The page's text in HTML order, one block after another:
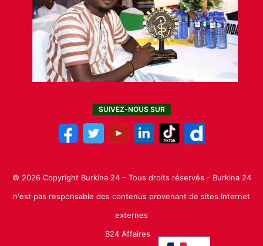
SUIVEZ-NOUS SUR
© 2026 Copyright Burkina 24 – Tous droits réservés - Burkina 24
n'est pas responsable des contenus provenant de sites Internet
externes
B24 Affaires